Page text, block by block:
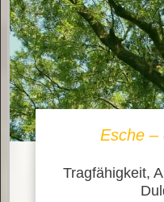
Esche –
Tragfähigkeit,